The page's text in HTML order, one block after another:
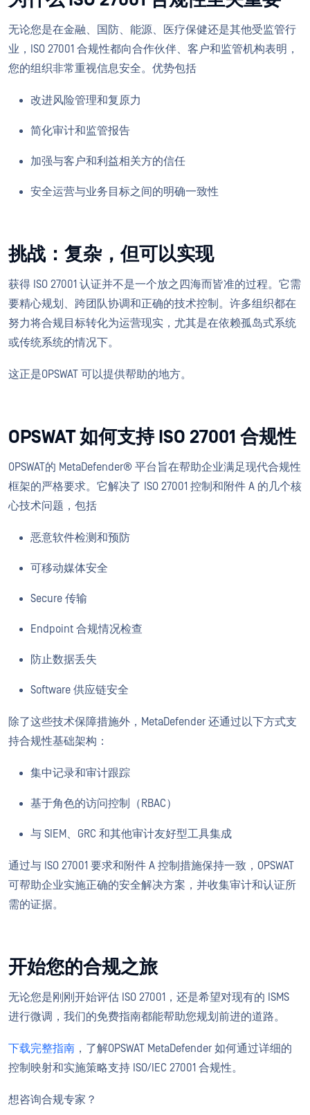
无论您是在金融、国防、能源、医疗保健还是其他受监管行
业，ISO 27001 合规性都向合作伙伴、客户和监管机构表明，
您的组织非常重视信息安全。优势包括
改进风险管理和复原力
简化审计和监管报告
加强与客户和利益相关方的信任
安全运营与业务目标之间的明确一致性
挑战：复杂，但可以实现
获得 ISO 27001 认证并不是一个放之四海而皆准的过程。它需
要精心规划、跨团队协调和正确的技术控制。许多组织都在
努力将合规目标转化为运营现实，尤其是在依赖孤岛式系统
或传统系统的情况下。
这正是OPSWAT 可以提供帮助的地方。
OPSWAT 如何支持 ISO 27001 合规性
OPSWAT的 MetaDefender® 平台旨在帮助企业满足现代合规性
框架的严格要求。它解决了 ISO 27001 控制和附件 A 的几个核
心技术问题，包括
恶意软件检测和预防
可移动媒体安全
Secure 传输
Endpoint 合规情况检查
防止数据丢失
Software 供应链安全
除了这些技术保障措施外，MetaDefender 还通过以下方式支
持合规性基础架构：
集中记录和审计跟踪
基于角色的访问控制（RBAC）
与 SIEM、GRC 和其他审计友好型工具集成
通过与 ISO 27001 要求和附件 A 控制措施保持一致，OPSWAT
可帮助企业实施正确的安全解决方案，并收集审计和认证所
需的证据。
开始您的合规之旅
无论您是刚刚开始评估 ISO 27001，还是希望对现有的 ISMS
进行微调，我们的免费指南都能帮助您规划前进的道路。
下载完整指南 ，了解OPSWAT MetaDefender 如何通过详细的
控制映射和实施策略支持 ISO/IEC 27001 合规性。
想咨询合规专家？